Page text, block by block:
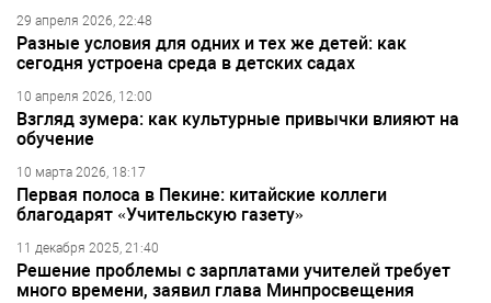
29 апреля 2026, 22:48
Разные условия для одних и тех же детей: как
сегодня устроена среда в детских садах
10 апреля 2026, 12:00
Взгляд зумера: как культурные привычки влияют на
обучение
10 марта 2026, 18:17
Первая полоса в Пекине: китайские коллеги
благодарят «Учительскую газету»
11 декабря 2025, 21:40
Решение проблемы с зарплатами учителей требует
много времени, заявил глава Минпросвещения